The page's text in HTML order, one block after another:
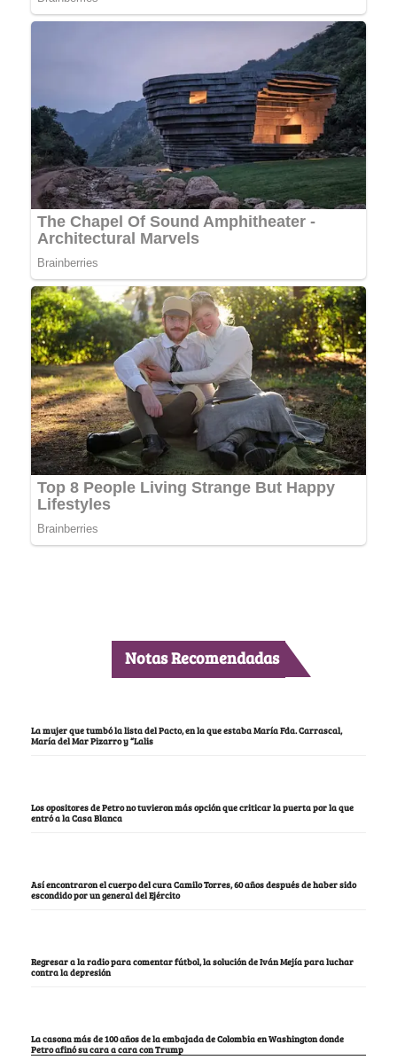
Notas Recomendadas
La mujer que tumbó la lista del Pacto, en la que estaba María Fda. Carrascal,
María del Mar Pizarro y “Lalis
Los opositores de Petro no tuvieron más opción que criticar la puerta por la que
entró a la Casa Blanca
Así encontraron el cuerpo del cura Camilo Torres, 60 años después de haber sido
escondido por un general del Ejército
Regresar a la radio para comentar fútbol, la solución de Iván Mejía para luchar
contra la depresión
La casona más de 100 años de la embajada de Colombia en Washington donde
Petro afinó su cara a cara con Trump